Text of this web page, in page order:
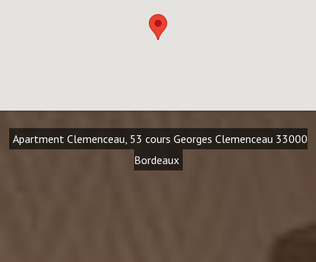
Apartment Clemenceau, 53 cours Georges Clemenceau 33000
Bordeaux